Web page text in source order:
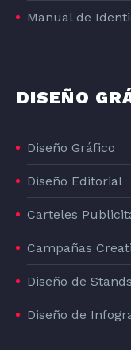
Manual de
DISEÑO
Diseño Gráfico
Diseño Editorial
Carteles
Campañas
Diseño de
Diseño de